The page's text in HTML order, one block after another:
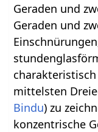
Geraden und
Geraden und
mittelsten
Bindu) zu
konzentrische